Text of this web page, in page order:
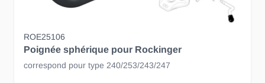
ROE25106
Poignée sphérique pour Rockinger
correspond pour type 240/253/243/247